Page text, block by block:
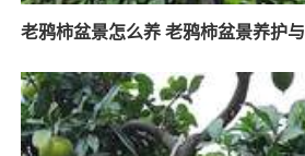
老鸦柿盆景怎么养 老鸦柿盆景养护